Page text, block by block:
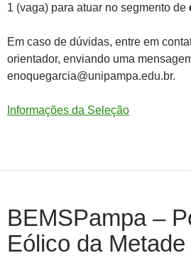
1 (vaga) para atuar no segmento de
Em caso de dúvidas, entre em
orientador, enviando uma
enoquegarcia@unipampa.edu.br.
Informações da Seleção
BEMSPampa –
Eólico da